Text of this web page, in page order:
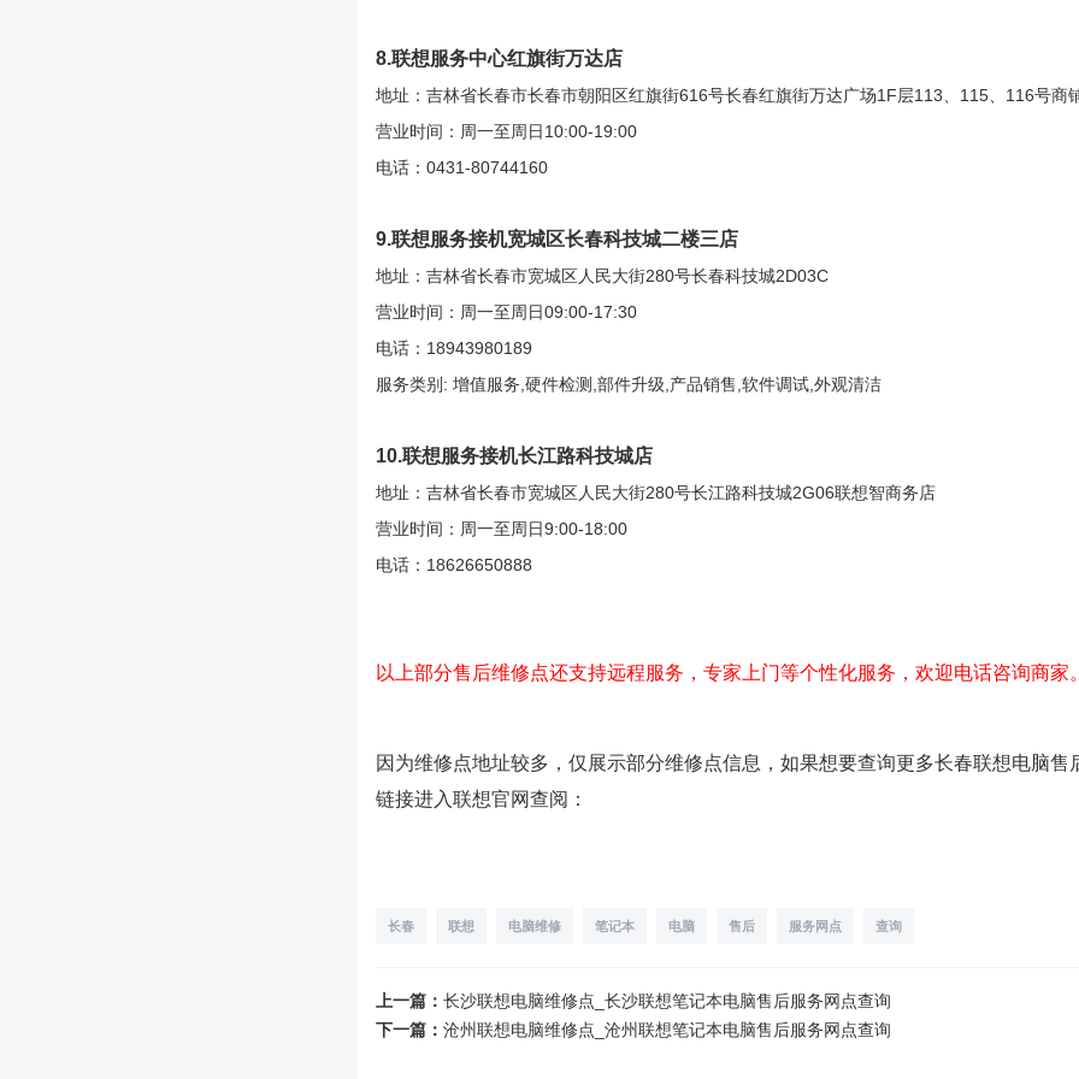
8.联想服务中心红旗街万达店
地址：吉林省长春市长春市朝阳区红旗街616号长春红旗街万达广场1F层113、115、116号商
营业时间：周一至周日10:00-19:00
电话：0431-80744160
9.联想服务接机宽城区长春科技城二楼三店
地址：吉林省长春市宽城区人民大街280号长春科技城2D03C
营业时间：周一至周日09:00-17:30
电话：18943980189
服务类别: 增值服务,硬件检测,部件升级,产品销售,软件调试,外观清洁
10.联想服务接机长江路科技城店
地址：吉林省长春市宽城区人民大街280号长江路科技城2G06联想智商务店
营业时间：周一至周日9:00-18:00
电话：18626650888
以上部分售后维修点还支持远程服务，专家上门等个性化服务，欢迎电话咨询商家
因为维修点地址较多，仅展示部分维修点信息，如果想要查询更多长春联想电脑售
链接进入联想官网查阅：
长春 联想 电脑维修 笔记本 电脑 售后 服务网点 查询
上一篇： 长沙联想电脑维修点_长沙联想笔记本电脑售后服务网点查询
下一篇： 沧州联想电脑维修点_沧州联想笔记本电脑售后服务网点查询